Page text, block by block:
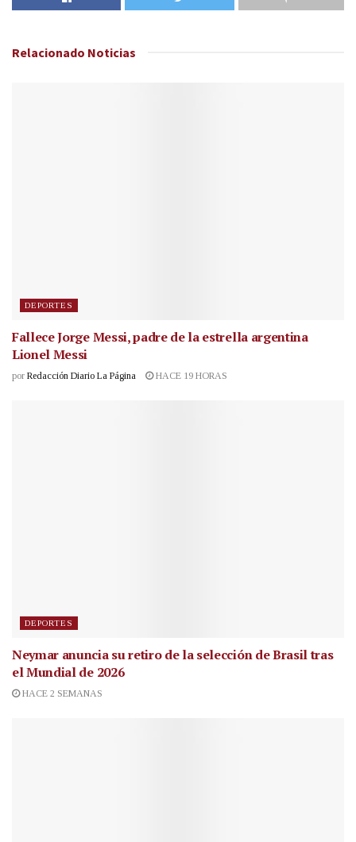
Relacionado Noticias
DEPORTES
Fallece Jorge Messi, padre de la estrella argentina
Lionel Messi
por Redacción Diario La Página HACE 19 HORAS
DEPORTES
Neymar anuncia su retiro de la selección de Brasil tras
el Mundial de 2026
HACE 2 SEMANAS